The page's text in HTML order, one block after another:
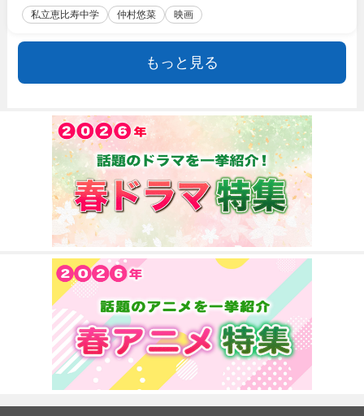
私立恵比寿中学 仲村悠菜 映画
もっと見る